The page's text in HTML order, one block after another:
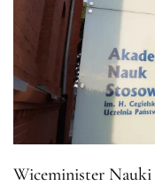
Wiceminister Nauki